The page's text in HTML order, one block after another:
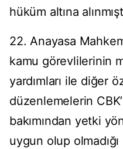
hüküm altına
22. Anayasa
kamu görevlilerinin
yardımları ile diğer
düzenlemelerin
bakımından yetki
uygun olup